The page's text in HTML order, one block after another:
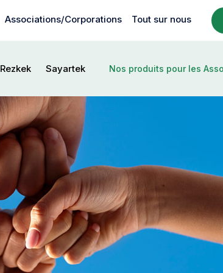
Associations/Corporations Tout sur nous
Rezkek Sayartek
Nos
Nos produits pour les